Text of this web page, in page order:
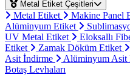
Metal Etiket Çeşitleri
Metal Etiket Makine Panel
Alüminyum Etiket
UV Metal Etiket
Eloksallı
Etiket
Zamak Döküm Etiket
Asit İndirme
Alüminyum Asit
Botaş Levhaları